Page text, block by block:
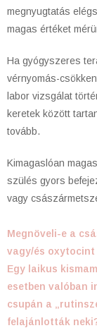
megnyugtatás
magas értéket
Ha gyógyszeres
vérnyomás-
labor vizsgálat
keretek között
tovább.
Kimagaslóan
szülés gyors
vagy
Megnöveli-e a
vagy/és oxytocint
Egy laikus
esetben valóban
csupán a
felajánlották